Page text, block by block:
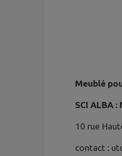
Meublé
SCI ALBA :
10 rue
contact :